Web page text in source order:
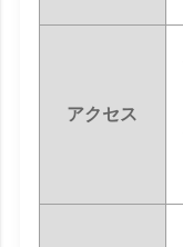
アクセス